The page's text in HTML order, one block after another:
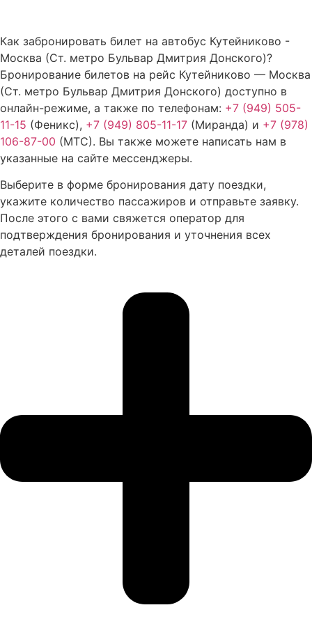
Как забронировать билет на автобус Кутейниково -
Москва (Ст. метро Бульвар Дмитрия Донского)?
Бронирование билетов на рейс Кутейниково — Москва
(Ст. метро Бульвар Дмитрия Донского) доступно в
онлайн-режиме, а также по телефонам: +7 (949) 505-
11-15 (Феникс), +7 (949) 805-11-17 (Миранда) и +7 (978)
106-87-00 (МТС). Вы также можете написать нам в
указанные на сайте мессенджеры.
Выберите в форме бронирования дату поездки,
укажите количество пассажиров и отправьте заявку.
После этого с вами свяжется оператор для
подтверждения бронирования и уточнения всех
деталей поездки.